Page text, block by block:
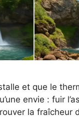
et que le
envie : fuir
la fraîcheur